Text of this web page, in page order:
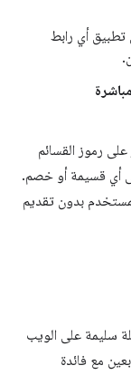
تطبيق أي رابط
رموز القسائم
على أي قسيمة أو خصم.
بدون تقديم
سليمة على الويب
مع فائدة